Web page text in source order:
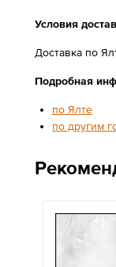
Условия
Доставка по
Подробная
по Ялте
по другим